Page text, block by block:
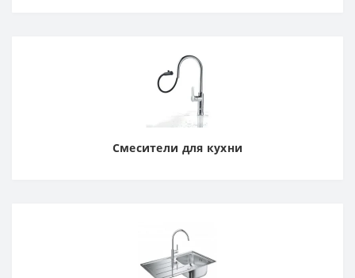
Смесители для кухни